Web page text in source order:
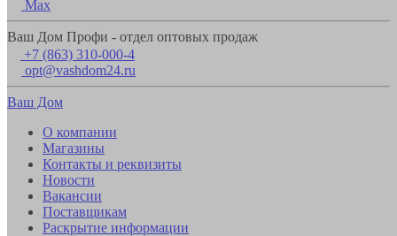
Max
Ваш Дом Профи - отдел оптовых продаж
+7 (863) 310-000-4
opt@vashdom24.ru
Ваш Дом
О компании
Магазины
Контакты и реквизиты
Новости
Вакансии
Поставщикам
Раскрытие информации